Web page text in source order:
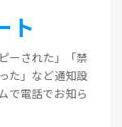
ト
ーされた」「禁
た」など通知設
で電話でお知ら